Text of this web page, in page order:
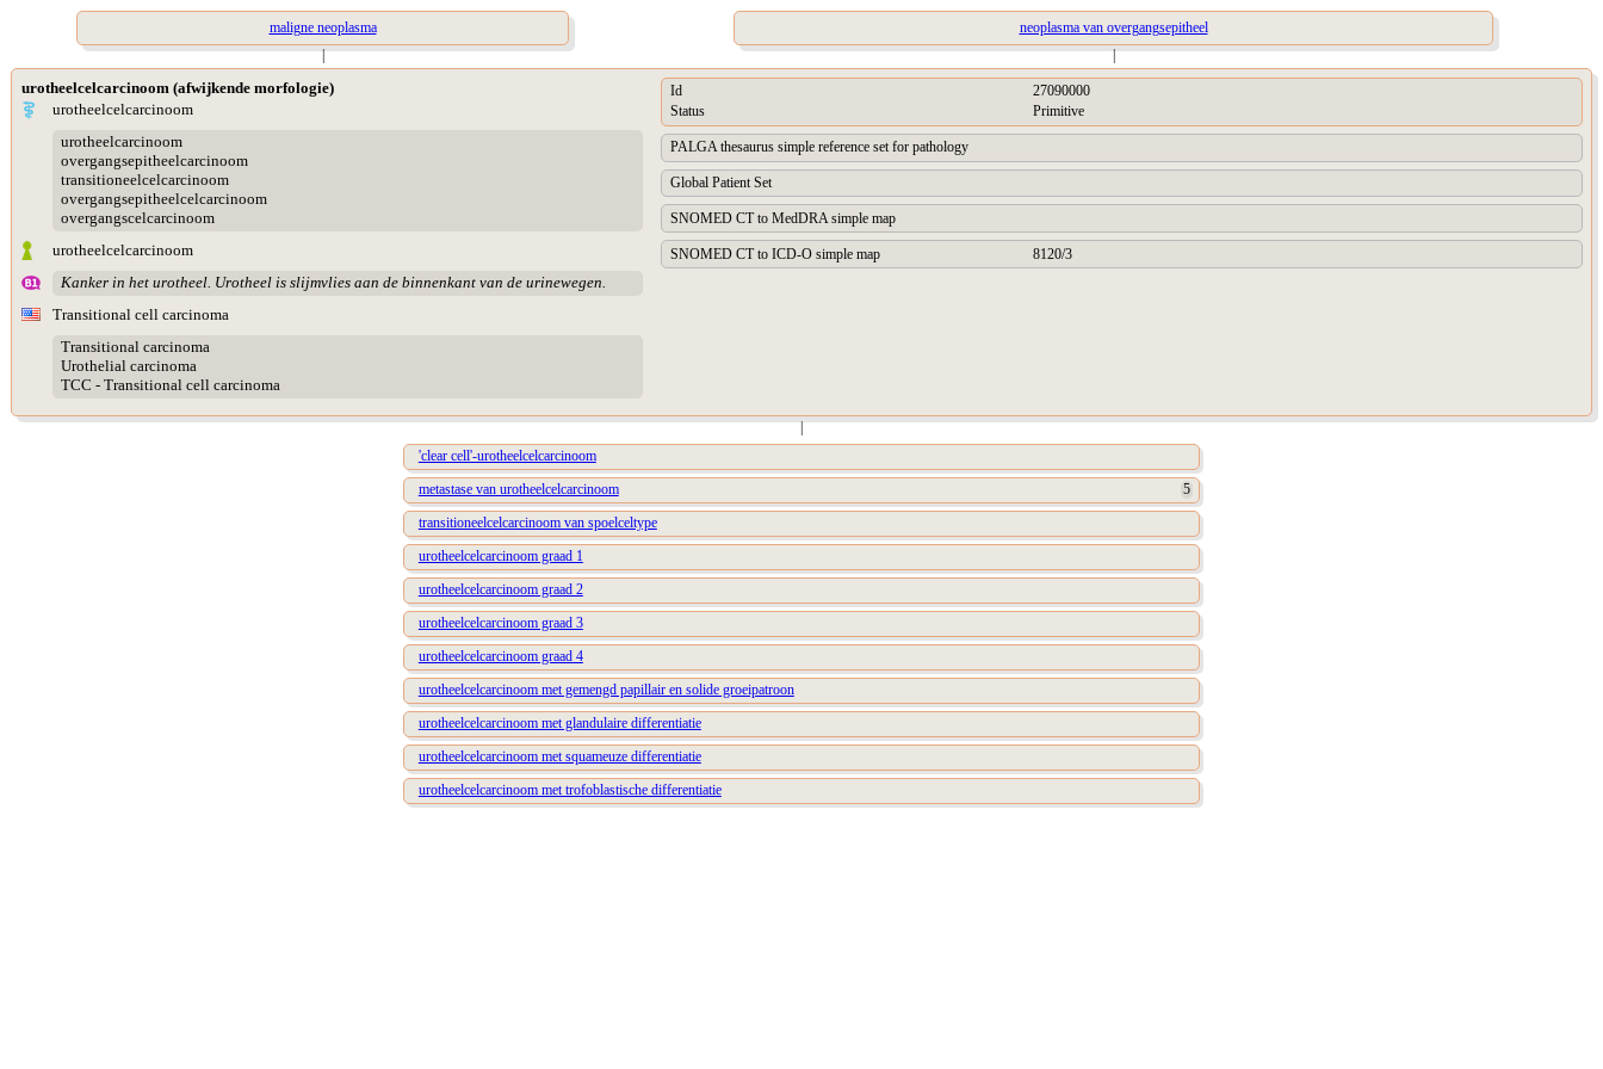
maligne neoplasma
neoplasma van overgangsepitheel
|
|
urotheelcelcarcinoom (afwijkende morfologie)
urotheelcelcarcinoom
urotheelcarcinoom
overgangsepitheelcarcinoom
transitioneelcelcarcinoom
overgangsepitheelcelcarcinoom
overgangscelcarcinoom
urotheelcelcarcinoom
Kanker in het urotheel. Urotheel is slijmvlies aan de binnenkant van de urinewegen.
Transitional cell carcinoma
Transitional carcinoma
Urothelial carcinoma
TCC - Transitional cell carcinoma
Id
27090000
Status
Primitive
PALGA thesaurus simple reference set for pathology
Global Patient Set
SNOMED CT to MedDRA simple map
SNOMED CT to ICD-O simple map 8120/3
|
'clear cell'-urotheelcelcarcinoom
metastase van urotheelcelcarcinoom
5
transitioneelcelcarcinoom van spoelceltype
urotheelcelcarcinoom graad 1
urotheelcelcarcinoom graad 2
urotheelcelcarcinoom graad 3
urotheelcelcarcinoom graad 4
urotheelcelcarcinoom met gemengd papillair en solide groeipatroon
urotheelcelcarcinoom met glandulaire differentiatie
urotheelcelcarcinoom met squameuze differentiatie
urotheelcelcarcinoom met trofoblastische differentiatie